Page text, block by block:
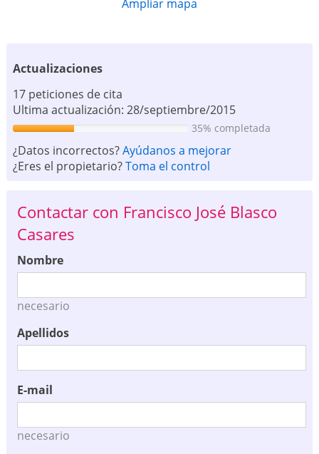
Ampliar mapa
Actualizaciones
17 peticiones de cita
Ultima actualización: 28/septiembre/2015
35% completada
¿Datos incorrectos?Ayúdanos a mejorar
¿Eres el propietario?Toma el control
Contactar con Francisco José Blasco
Casares
Nombre
necesario
Apellidos
E-mail
necesario